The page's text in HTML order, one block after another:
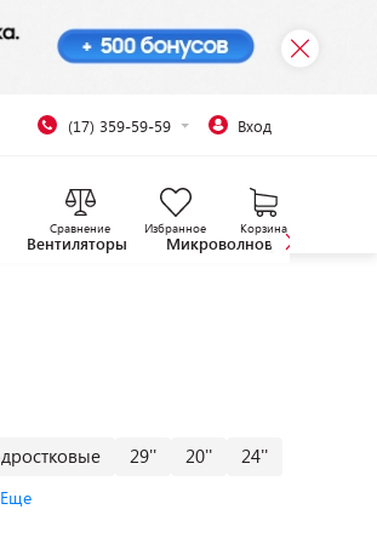
(17) 359-59-59 Вход
Сравнение Избранное Корзина
Вентиляторы Микроволновые печи
29'' 20''
24''
Еще